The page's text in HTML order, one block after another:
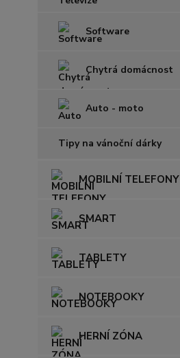
Software
Chytrá domácnost
Auto - moto
Tipy na vánoční dárky
MOBILNÍ TELEFONY
SMART
TABLETY
NOTEBOOKY
HERNÍ ZÓNA